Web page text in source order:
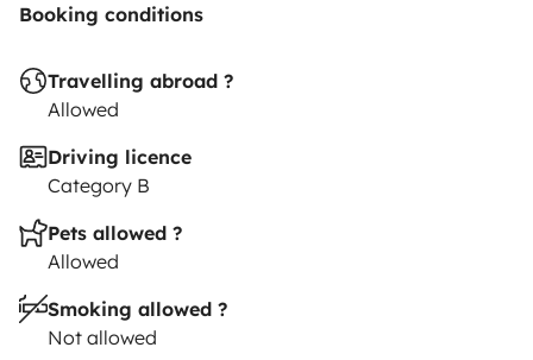
Booking conditions
Travelling abroad ?
Allowed
Driving licence
Category B
Pets allowed ?
Allowed
Smoking allowed ?
Not allowed